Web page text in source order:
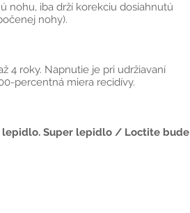
nohu, iba drží korekciu dosiahnutú
nohy).
4 roky. Napnutie je pri udržiavaní
percentná miera recidívy.
lepidlo. Super lepidlo / Loctite bude